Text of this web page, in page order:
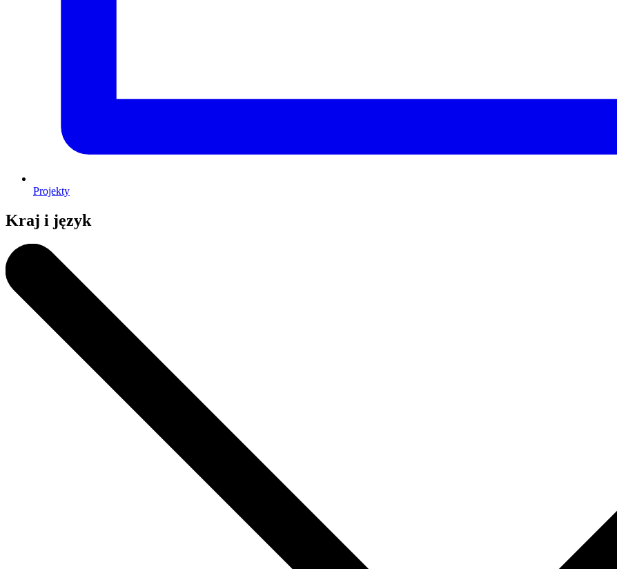
Projekty
Kraj i język